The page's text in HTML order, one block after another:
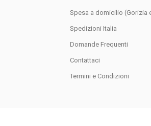
Spesa a domicilio (Gorizia
Spedizioni Italia
Domande Frequenti
Contattaci
Termini e Condizioni